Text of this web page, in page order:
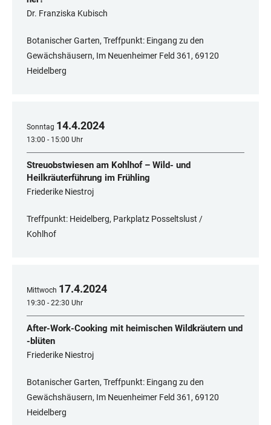
Dr. Franziska Kubisch
Botanischer Garten, Treffpunkt: Eingang zu den
Gewächshäusern, Im Neuenheimer Feld 361, 69120
Heidelberg
Sonntag 14.4.2024
13:00 - 15:00 Uhr
Streuobstwiesen am Kohlhof – Wild- und
Heilkräuterführung im Frühling
Friederike Niestroj
Treffpunkt: Heidelberg, Parkplatz Posseltslust /
Kohlhof
Mittwoch 17.4.2024
19:30 - 22:30 Uhr
After-Work-Cooking mit heimischen Wildkräutern und
-blüten
Friederike Niestroj
Botanischer Garten, Treffpunkt: Eingang zu den
Gewächshäusern, Im Neuenheimer Feld 361, 69120
Heidelberg